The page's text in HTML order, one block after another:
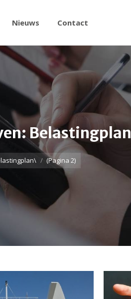
Nieuws Contact
Belastingplan
(Pagina 2)